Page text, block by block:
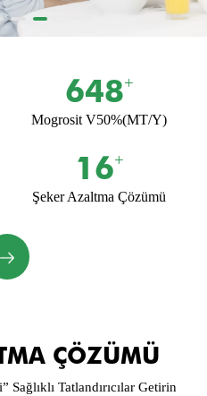
650+
Mogrosit V50%(MT/Y)
16+
Şeker Azaltma Çözümü
ÇÖZÜMÜ
Sağlıklı Tatlandırıcılar Getirin